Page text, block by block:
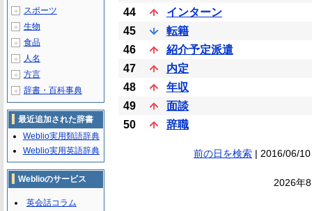
44
インターン
45
転籍
46
紹介予定派遣
47
内定
48
年収
49
面談
50
辞職
前の日を検索| 2016/06/
2026年
＋ スポーツ
＋ 生物
＋ 食品
＋ 人名
＋ 方言
＋ 辞書・百科事典
最近追加された辞書
Weblio実用類語辞典
Weblio実用英語辞典
Weblioのサービス
英会話コラム